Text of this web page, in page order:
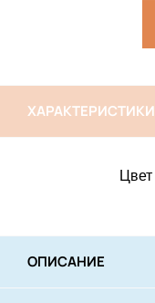
ХАРАКТЕРИСТИКИ
Цвет
ОПИСАНИЕ